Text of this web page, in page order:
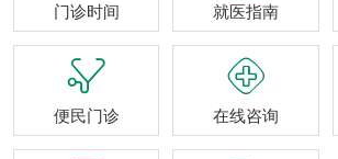
门诊时间 就医指南

便民门诊

在线咨询